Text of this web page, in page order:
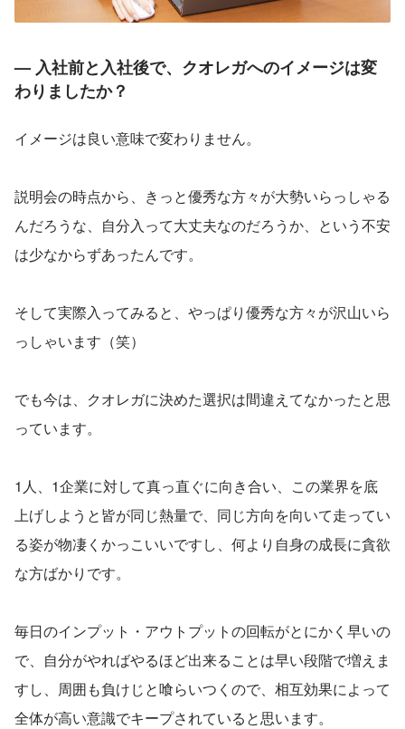
— 入社前と入社後で、クオレガへのイメージは変
わりましたか？
イメージは良い意味で変わりません。
説明会の時点から、きっと優秀な方々が大勢いらっしゃる
んだろうな、自分入って大丈夫なのだろうか、という不安
は少なからずあったんです。
そして実際入ってみると、やっぱり優秀な方々が沢山いら
っしゃいます（笑）
でも今は、クオレガに決めた選択は間違えてなかったと思
っています。
1人、1企業に対して真っ直ぐに向き合い、この業界を底
上げしようと皆が同じ熱量で、同じ方向を向いて走ってい
る姿が物凄くかっこいいですし、何より自身の成長に貪欲
な方ばかりです。
毎日のインプット・アウトプットの回転がとにかく早いの
で、自分がやればやるほど出来ることは早い段階で増えま
すし、周囲も負けじと喰らいつくので、相互効果によって
全体が高い意識でキープされていると思います。